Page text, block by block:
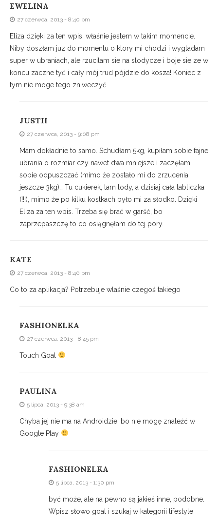
EWELINA
27 czerwca, 2013 - 8:40 pm
Eliza dzięki za ten wpis, właśnie jestem w takim momencie.
Niby doszłam juz do momentu o ktory mi chodzi i wygladam
super w ubraniach, ale rzucilam sie na slodycze i boje sie ze w
koncu zaczne tyć i cały mój trud pójdzie do kosza! Koniec z
tym nie moge tego zniweczyć
JUSTII
27 czerwca, 2013 - 9:08 pm
Mam dokładnie to samo. Schudłam 5kg, kupiłam sobie fajne
ubrania o rozmiar czy nawet dwa mniejsze i zaczęłam
sobie odpuszczać (mimo że zostało mi do zrzucenia
jeszcze 3kg)… Tu cukierek, tam lody, a dzisiaj cała tabliczka
(!!!), mimo że po kilku kostkach było mi za słodko. Dzięki
Eliza za ten wpis. Trzeba się brać w garść, bo
zaprzepaszczę to co osiągnęłam do tej pory.
KATE
27 czerwca, 2013 - 8:40 pm
Co to za aplikacja? Potrzebuje wlaśnie czegoś takiego
FASHIONELKA
27 czerwca, 2013 - 8:45 pm
Touch Goal
PAULINA
5 lipca, 2013 - 9:38 am
Chyba jej nie ma na Androidzie, bo nie mogę znaleźć w
Google Play
FASHIONELKA
5 lipca, 2013 - 1:30 pm
być może, ale na pewno są jakieś inne, podobne.
Wpisz słowo goal i szukaj w kategorii lifestyle